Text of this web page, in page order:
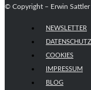
© Copyright – Erwin Sattler
NEWSLETTER
DATENSCHUTZ
COOKIES
IMPRESSUM
BLOG